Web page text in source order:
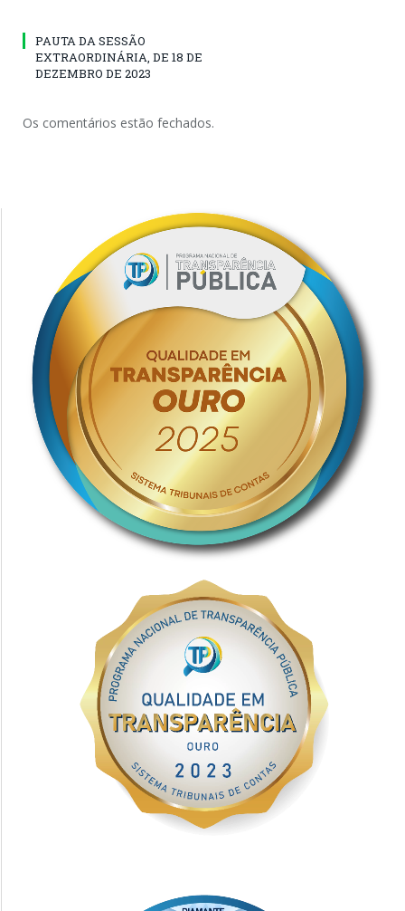
PAUTA DA SESSÃO
EXTRAORDINÁRIA, DE 18 DE
DEZEMBRO DE 2023
Os comentários estão fechados.